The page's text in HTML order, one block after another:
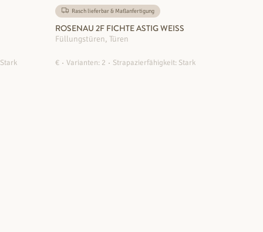
Rasch lieferbar & Maßanfertigung
ROSENAU 2F FICHTE ASTIG WEISS
Füllungstüren, Türen
€ Varianten: 2 Strapazierfähigkeit: Stark